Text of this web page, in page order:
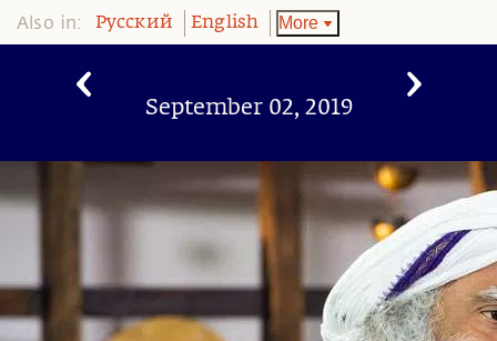
Also in: Pусский English More
September 02, 2019